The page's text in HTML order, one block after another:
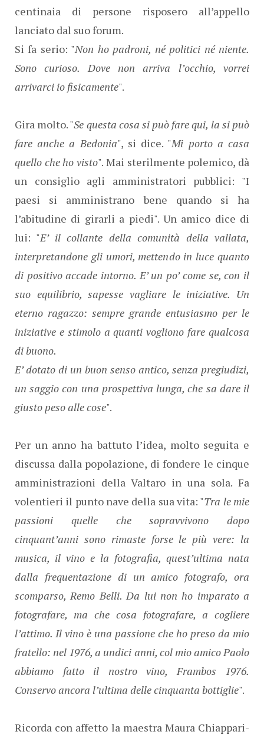
centinaia di persone risposero all’appello
lanciato dal suo forum.
Si fa serio: "Non ho padroni, né politici né niente.
Sono curioso. Dove non arriva l’occhio, vorrei
arrivarci io fisicamente".
Gira molto. "Se questa cosa si può fare qui, la si può
fare anche a Bedonia", si dice. "Mi porto a casa
quello che ho visto". Mai sterilmente polemico, dà
un consiglio agli amministratori pubblici: "I
paesi si amministrano bene quando si ha
l’abitudine di girarli a piedi". Un amico dice di
lui: "E’ il collante della comunità della vallata,
interpretandone gli umori, mettendo in luce quanto
di positivo accade intorno. E’ un po’ come se, con il
suo equilibrio, sapesse vagliare le iniziative. Un
eterno ragazzo: sempre grande entusiasmo per le
iniziative e stimolo a quanti vogliono fare qualcosa
di buono.
E’ dotato di un buon senso antico, senza pregiudizi,
un saggio con una prospettiva lunga, che sa dare il
giusto peso alle cose".
Per un anno ha battuto l’idea, molto seguita e
discussa dalla popolazione, di fondere le cinque
amministrazioni della Valtaro in una sola. Fa
volentieri il punto nave della sua vita: "Tra le mie
passioni quelle che sopravvivono dopo
cinquant’anni sono rimaste forse le più vere: la
musica, il vino e la fotografia, quest’ultima nata
dalla frequentazione di un amico fotografo, ora
scomparso, Remo Belli.Da lui non ho imparato a
fotografare, ma che cosa fotografare, a cogliere
l’attimo. Il vino è una passione che ho preso da mio
fratello: nel 1976, a undici anni, col mio amico Paolo
abbiamo fatto il nostro vino, Frambos 1976.
Conservo ancora l’ultima delle cinquanta bottiglie".
Ricorda con affetto la maestra Maura Chiappari-